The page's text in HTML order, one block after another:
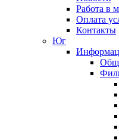
Работа в
Оплата
Контакты
Юг